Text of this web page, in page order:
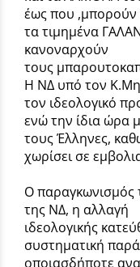
έως που ,μπορούν
τα τιμημένα
κανοναρχούν
τους
Η ΝΔ υπό τον
τον ιδεολογικό
ενώ την ίδια ώρα
τους Έλληνες,
χωρίσει σε
Ο παραγκωνισμός
της ΝΔ, η αλλαγή
ιδεολογικής
συστηματική
οποιασδήποτε